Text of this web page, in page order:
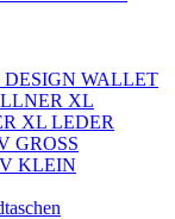
DESIGN WALLET
XL
XL LEDER
GROSS
KLEIN